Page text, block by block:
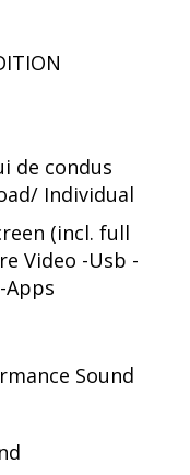
de condus
Individual
(incl. full
Video -Usb -
Apps
Sound